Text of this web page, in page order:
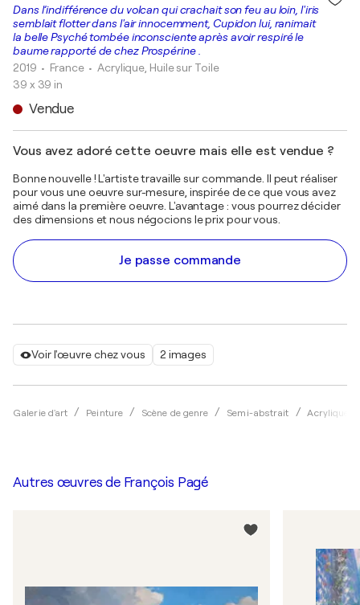
Voir l'œuvre chez vous 2 images
Galerie d'art Peinture Scène de genre Semi-abstrait Acrylique
Dans l’indifférence du volcan qui crachait son feu au loin, l'iris
semblait flotter dans l'air innocemment, Cupidon lui, ranimait
la belle Psyché tombée inconsciente après avoir respiré le
baume rapporté de chez Prospérine .
2019 • France •Acrylique, Huile sur Toile
39 x 39 in
Vendue
Vous avez adoré cette oeuvre mais elle est vendue ?
Bonne nouvelle ! L'artiste travaille sur commande. Il peut réaliser
pour vous une oeuvre sur-mesure, inspirée de ce que vous avez
aimé dans la première oeuvre. L'avantage : vous pourrez décider
des dimensions et nous négocions le prix pour vous.
Je passe commande
Autres œuvres de François Pagé